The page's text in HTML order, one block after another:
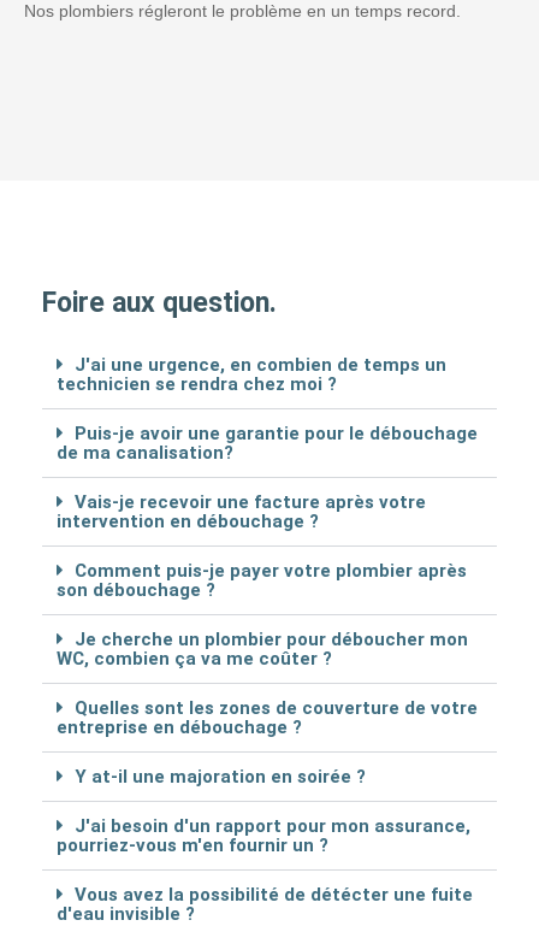
Nos plombiers régleront le problème en un temps record.
Foire aux question.
J'ai une urgence, en combien de temps un
technicien se rendra chez moi ?
Puis-je avoir une garantie pour le débouchage
de ma canalisation?
Vais-je recevoir une facture après votre
intervention en débouchage ?
Comment puis-je payer votre plombier après
son débouchage ?
Je cherche un plombier pour déboucher mon
WC, combien ça va me coûter ?
Quelles sont les zones de couverture de votre
entreprise en débouchage ?
Y at-il une majoration en soirée ?
J'ai besoin d'un rapport pour mon assurance,
pourriez-vous m'en fournir un ?
Vous avez la possibilité de détécter une fuite
d'eau invisible ?